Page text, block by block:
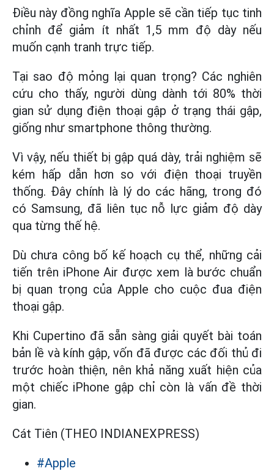
Điều này đồng nghĩa Apple sẽ cần tiếp tục tinh
chỉnh để giảm ít nhất 1,5 mm độ dày nếu
muốn cạnh tranh trực tiếp.
Tại sao độ mỏng lại quan trọng? Các nghiên
cứu cho thấy, người dùng dành tới 80% thời
gian sử dụng điện thoại gập ở trạng thái gập,
giống như smartphone thông thường.
Vì vậy, nếu thiết bị gập quá dày, trải nghiệm sẽ
kém hấp dẫn hơn so với điện thoại truyền
thống. Đây chính là lý do các hãng, trong đó
có Samsung, đã liên tục nỗ lực giảm độ dày
qua từng thế hệ.
Dù chưa công bố kế hoạch cụ thể, những cải
tiến trên iPhone Air được xem là bước chuẩn
bị quan trọng của Apple cho cuộc đua điện
thoại gập.
Khi Cupertino đã sẵn sàng giải quyết bài toán
bản lề và kính gập, vốn đã được các đối thủ đi
trước hoàn thiện, nên khả năng xuất hiện của
một chiếc iPhone gập chỉ còn là vấn đề thời
gian.
Cát Tiên (THEO INDIANEXPRESS)
#Apple